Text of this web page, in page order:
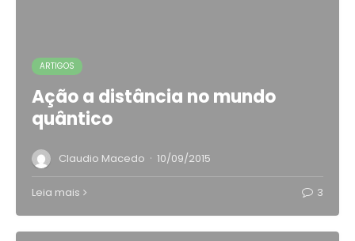
ARTIGOS
Ação a distância no mundo
quântico
Claudio Macedo · 10/09/2015
Leia mais 3